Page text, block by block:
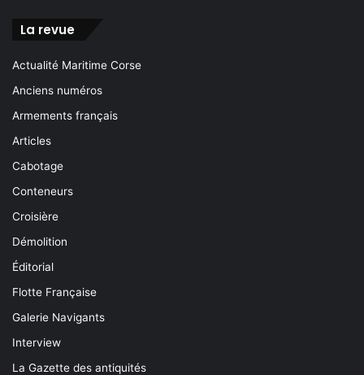
La revue
Actualité Maritime Corse
Anciens numéros
Armements français
Articles
Cabotage
Conteneurs
Croisière
Démolition
Éditorial
Flotte Française
Galerie Navigants
Interview
La Gazette des antiquités